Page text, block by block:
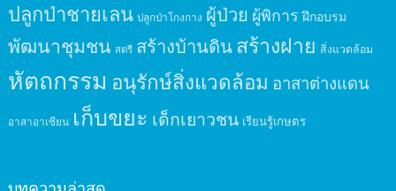
ปลูกป่าชายเลน ปลูกป่าโกงกาง ผู้ป่วย ผู้พิการ ฝึกอบรม
พัฒนาชุมชน สตรี สร้างบ้านดินสร้างฝาย สิ่งแวดล้อม
หัตถกรรม อนุรักษ์สิ่งแวดล้อม อาสาต่างแดน
อาสาอาเซียน เก็บขยะ เด็กเยาวชน เรียนรู้เกษตร